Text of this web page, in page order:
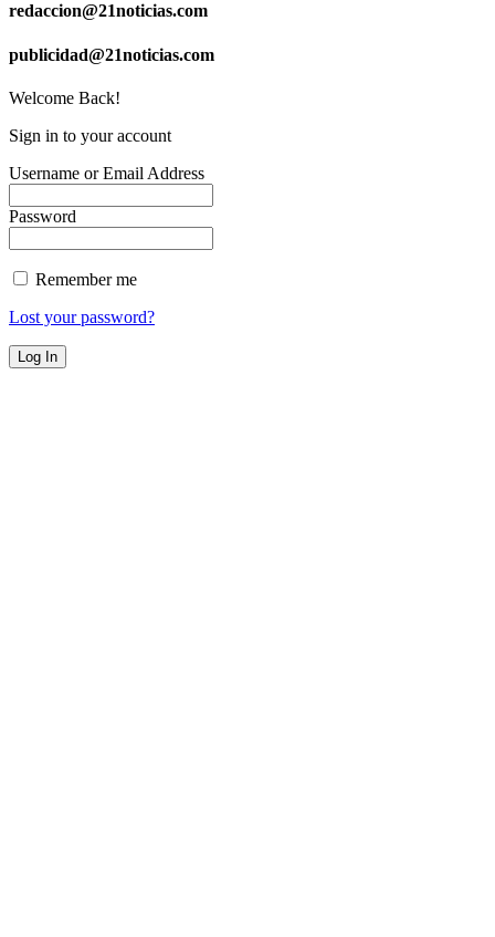
redaccion@21noticias.com
publicidad@21noticias.com
Welcome Back!
Sign in to your account
Username or Email Address
Password
Remember me
Lost your password?